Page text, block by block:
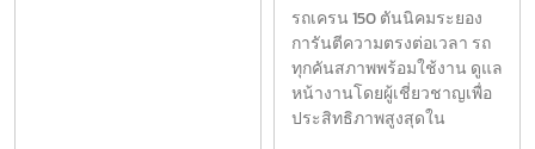
รถเครน 150 ตันนิคมระยอง
การันตีความตรงต่อเวลา รถ
ทุกคันสภาพพร้อมใช้งาน ดูแล
หน้างานโดยผู้เชี่ยวชาญเพื่อ
ประสิทธิภาพสูงสุดใน